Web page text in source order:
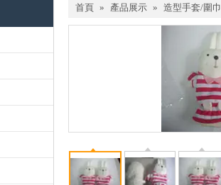
首頁 » 產品展示 » 造型手套/圍巾